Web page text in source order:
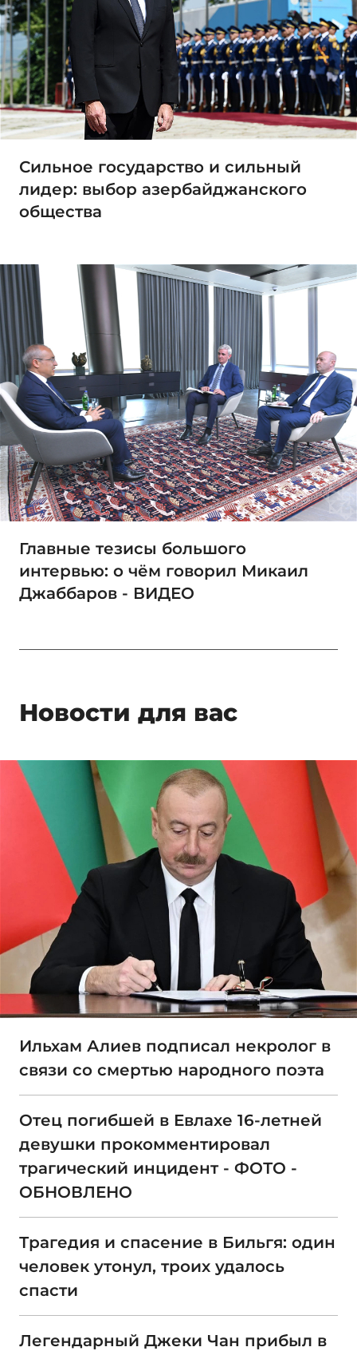
Сильное государство и сильный
лидер: выбор азербайджанского
общества
Главные тезисы большого
интервью: о чём говорил Микаил
Джаббаров - ВИДЕО
Новости для вас
Ильхам Алиев подписал некролог в
связи со смертью народного поэта
Отец погибшей в Евлахе 16-летней
девушки прокомментировал
трагический инцидент - ФОТО -
ОБНОВЛЕНО
Трагедия и спасение в Бильгя: один
человек утонул, троих удалось
спасти
Легендарный Джеки Чан прибыл в